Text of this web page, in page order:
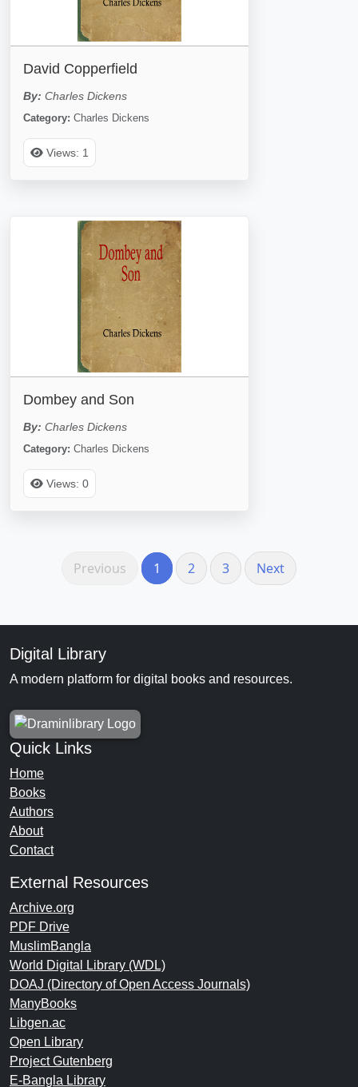
David Copperfield
By: Charles Dickens
Category: Charles Dickens
Views: 1
Dombey and Son
By: Charles Dickens
Category: Charles Dickens
Views: 0
Previous 1 2 3 Next
Digital Library
A modern platform for digital books and resources.
Quick Links
Home
Books
Authors
About
Contact
External Resources
Archive.org
PDF Drive
MuslimBangla
World Digital Library (WDL)
DOAJ (Directory of Open Access Journals)
ManyBooks
Libgen.ac
Open Library
Project Gutenberg
E-Bangla Library